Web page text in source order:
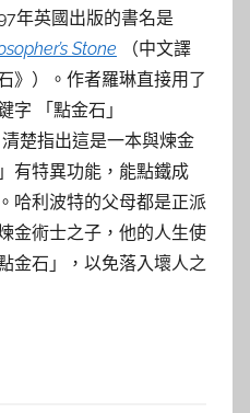
年英國出版的書名是
Stone
（中文譯
》）。作者羅琳直接用了
字 「點金石」
清楚指出這是一本與煉金
有特異功能，能點鐵成
哈利波特的父母都是正派
金術士之子，他的人生使
金石」，以免落入壞人之